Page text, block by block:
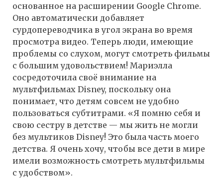
основанное на расширении Google Chrome.
Оно автоматически добавляет
сурдопереводчика в угол экрана во время
просмотра видео. Теперь люди, имеющие
проблемы со слухом, могут смотреть фильмы
с большим удовольствием! Мариэлла
сосредоточила своё внимание на
мультфильмах Disney, поскольку она
понимает, что детям совсем не удобно
пользоваться субтитрами. «Я помню себя и
свою сестру в детстве — мы жить не могли
без мультиков Disney! Это была часть моего
детства. Я очень хочу, чтобы все дети в мире
имели возможность смотреть мультфильмы
с удобством».